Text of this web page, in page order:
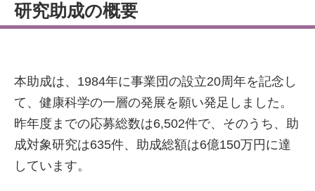
研究助成の概要
本助成は、1984年に事業団の設立20周年を記念し
て、健康科学の一層の発展を願い発足しました。
昨年度までの応募総数は6,502件で、そのうち、助
成対象研究は635件、助成総額は6億150万円に達
しています。